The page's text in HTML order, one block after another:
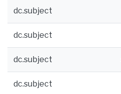
dc.subject
dc.subject
dc.subject
dc.subject